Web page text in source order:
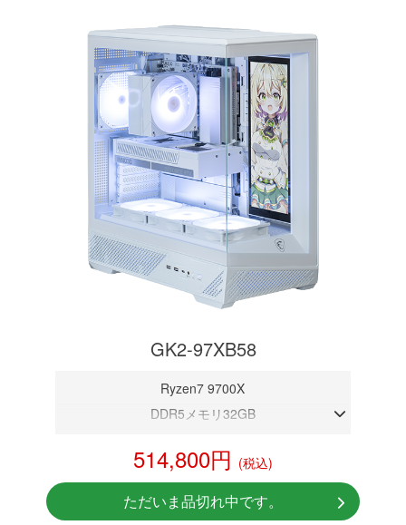
GK2-97XB58
Ryzen7 9700X
DDR5メモリ32GB
NVMeSSD 1TB
無線LAN Bluetooth対応
Windows11 Home 64bit
514,800円 (税込)
ただいま品切れ中です。